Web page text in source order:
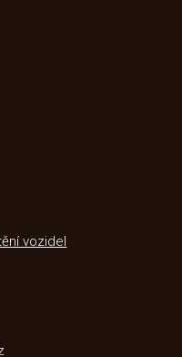
vozidel